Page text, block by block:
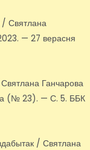
/ Святлана
— 27 верасня
Ганчарова
(№ 23). — С. 5. ББК
/ Святлана